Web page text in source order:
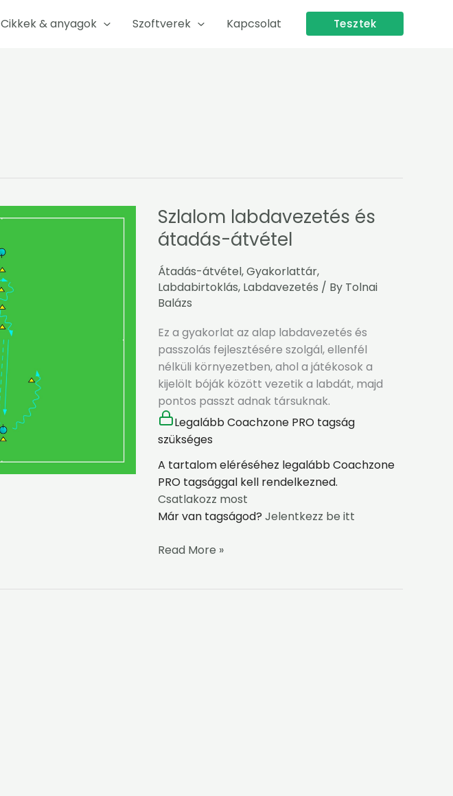
Cikkek & anyagok Szoftverek Kapcsolat Tesztek
Szlalom labdavezetés és
átadás-átvétel
Átadás-átvétel,Gyakorlattár,
Labdabirtoklás, Labdavezetés / By Tolnai
Balázs
Ez a gyakorlat az alap labdavezetés és
passzolás fejlesztésére szolgál, ellenfél
nélküli környezetben, ahol a játékosok a
kijelölt bóják között vezetik a labdát, majd
pontos passzt adnak társuknak.
Legalább Coachzone PRO tagság
szükséges
A tartalom eléréséhez legalább Coachzone
PRO tagsággal kell rendelkezned.
Csatlakozz most
Már van tagságod? Jelentkezz be itt
Szlalom
labdavezetés
és
átadás-
átvétel
Read More »